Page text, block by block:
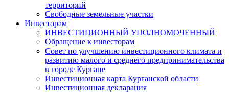
территорий
Свободные земельные участки
Инвесторам
ИНВЕСТИЦИОННЫЙ УПОЛНОМОЧЕННЫЙ
Обращение к инвесторам
Совет по улучшению инвестиционного климата и
развитию малого и среднего предпринимательства
в городе Кургане
Инвестиционная карта Курганской области
Инвестиционная декларация